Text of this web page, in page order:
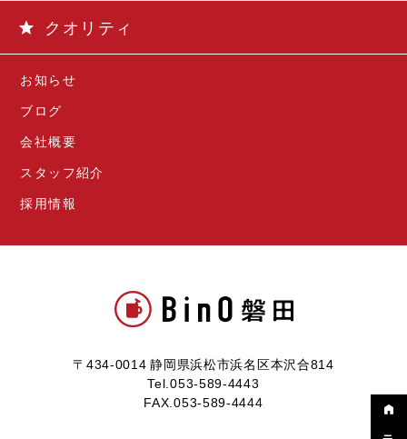
〒434-0014 静岡県浜松市浜名区本沢合814
Tel.053-589-4443
FAX.053-589-4444
お知らせ
ブログ
会社概要
スタッフ紹介
採用情報
クオリティ